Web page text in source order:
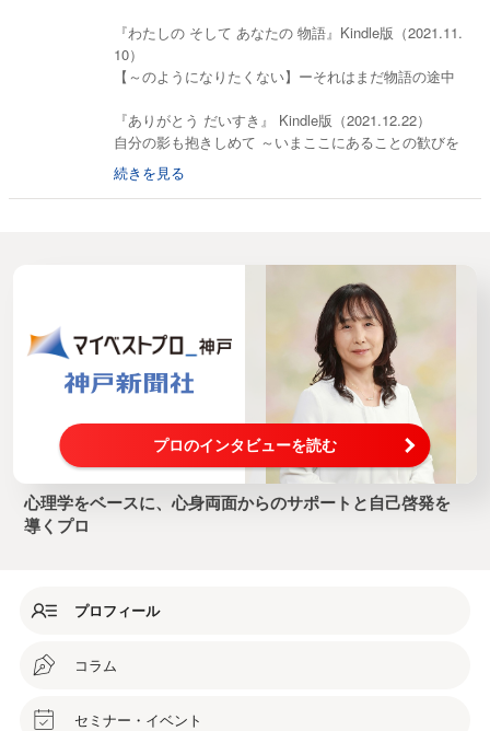
『わたしの そして あなたの 物語』Kindle版（2021.11.
10）
【～のようになりたくない】ーそれはまだ物語の途中
『ありがとう だいすき』 Kindle版（2021.12.22）
自分の影も抱きしめて ～いまここにあることの歓びを
～
続きを見る
プロのインタビューを読む
心理学をベースに、心身両面からのサポートと自己啓発を
導くプロ
プロフィール
コラム
セミナー・イベント